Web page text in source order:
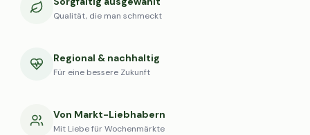
Qualität, die man schmeckt
Regional & nachhaltig
Für eine bessere Zukunft
Von Markt-Liebhabern
Mit Liebe für Wochenmärkte